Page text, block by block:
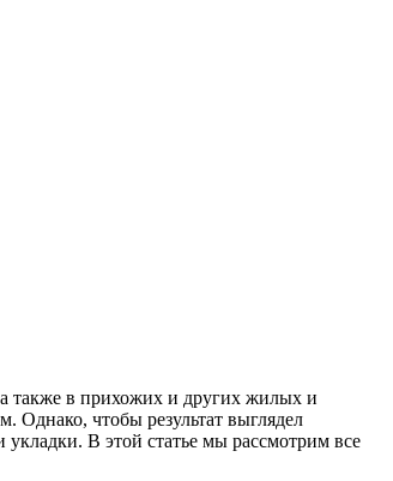
также в прихожих и других жилых и
Однако, чтобы результат выглядел
В этой статье мы рассмотрим все